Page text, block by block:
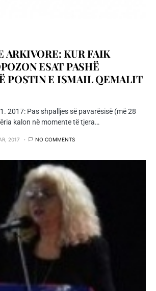
ARKIVORE: KUR FAIK
ESAT PASHË
POSTIN E ISMAIL QEMALIT
2017: Pas shpalljes së pavarësisë (më 28
kalon në momente të tjera…
2017 NO COMMENTS